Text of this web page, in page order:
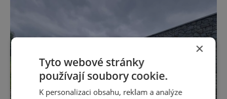
některé události spojené s touto významnou
×
Tyto webové stránky
používají soubory cookie.
K personalizaci obsahu, reklam a analýze